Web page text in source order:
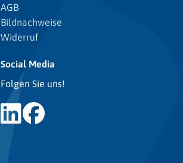
AGB
Bildnachweise
Widerruf
Social Media
Folgen Sie uns!